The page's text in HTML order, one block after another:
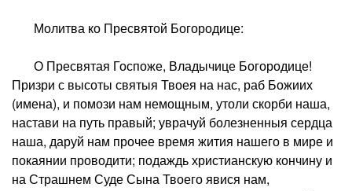
Молитва ко Пресвятой Богородице:
О Пресвятая Госпоже, Владычице Богородице!
Призри с высоты святыя Твоея на нас, раб Божиих
(имена), и помози нам немощным, утоли скорби наша,
настави на путь правый; уврачуй болезненныя сердца
наша, даруй нам прочее время жития нашего в мире и
покаянии проводити; подаждь христианскую кончину и
на Страшнем Суде Сына Твоего явися нам,